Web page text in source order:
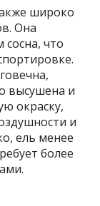
широко
Она
что
высушена и
окраску,
и
ель менее
более